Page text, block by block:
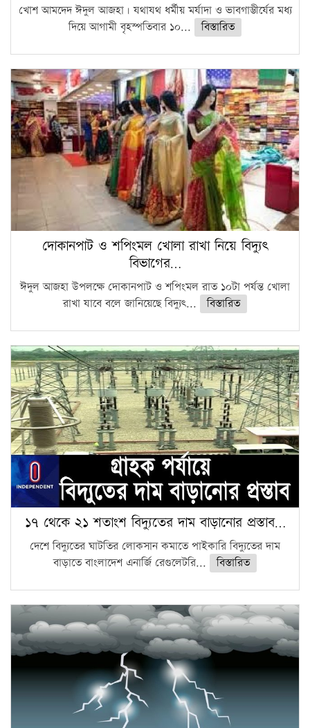
খোশ আমদেদ ঈদুল আজহা। যথাযথ ধর্মীয় মর্যাদা ও ভাবগাম্ভীর্যের মধ্য
দিয়ে আগামী বৃহস্পতিবার ১০...
বিস্তারিত
দোকানপাট ও শপিংমল খোলা রাখা নিয়ে বিদ্যুৎ
বিভাগের…
ঈদুল আজহা উপলক্ষে দোকানপাট ও শপিংমল রাত ১০টা পর্যন্ত খোলা
রাখা যাবে বলে জানিয়েছে বিদ্যুৎ...
বিস্তারিত
১৭ থেকে ২১ শতাংশ বিদ্যুতের দাম বাড়ানোর প্রস্তাব…
দেশে বিদ্যুতের ঘাটতির লোকসান কমাতে পাইকারি বিদ্যুতের দাম
বাড়াতে বাংলাদেশ এনার্জি রেগুলেটরি...
বিস্তারিত